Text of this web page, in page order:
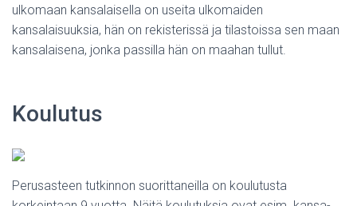
ulkomaan kansalaisella on useita ulkomaiden
kansalaisuuksia, hän on rekisterissä ja tilastoissa sen maan
kansalaisena, jonka passilla hän on maahan tullut.
Koulutus
Perusasteen tutkinnon suorittaneilla on koulutusta